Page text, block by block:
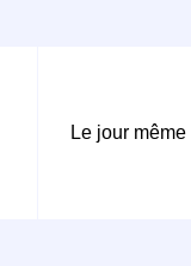
Le jour même